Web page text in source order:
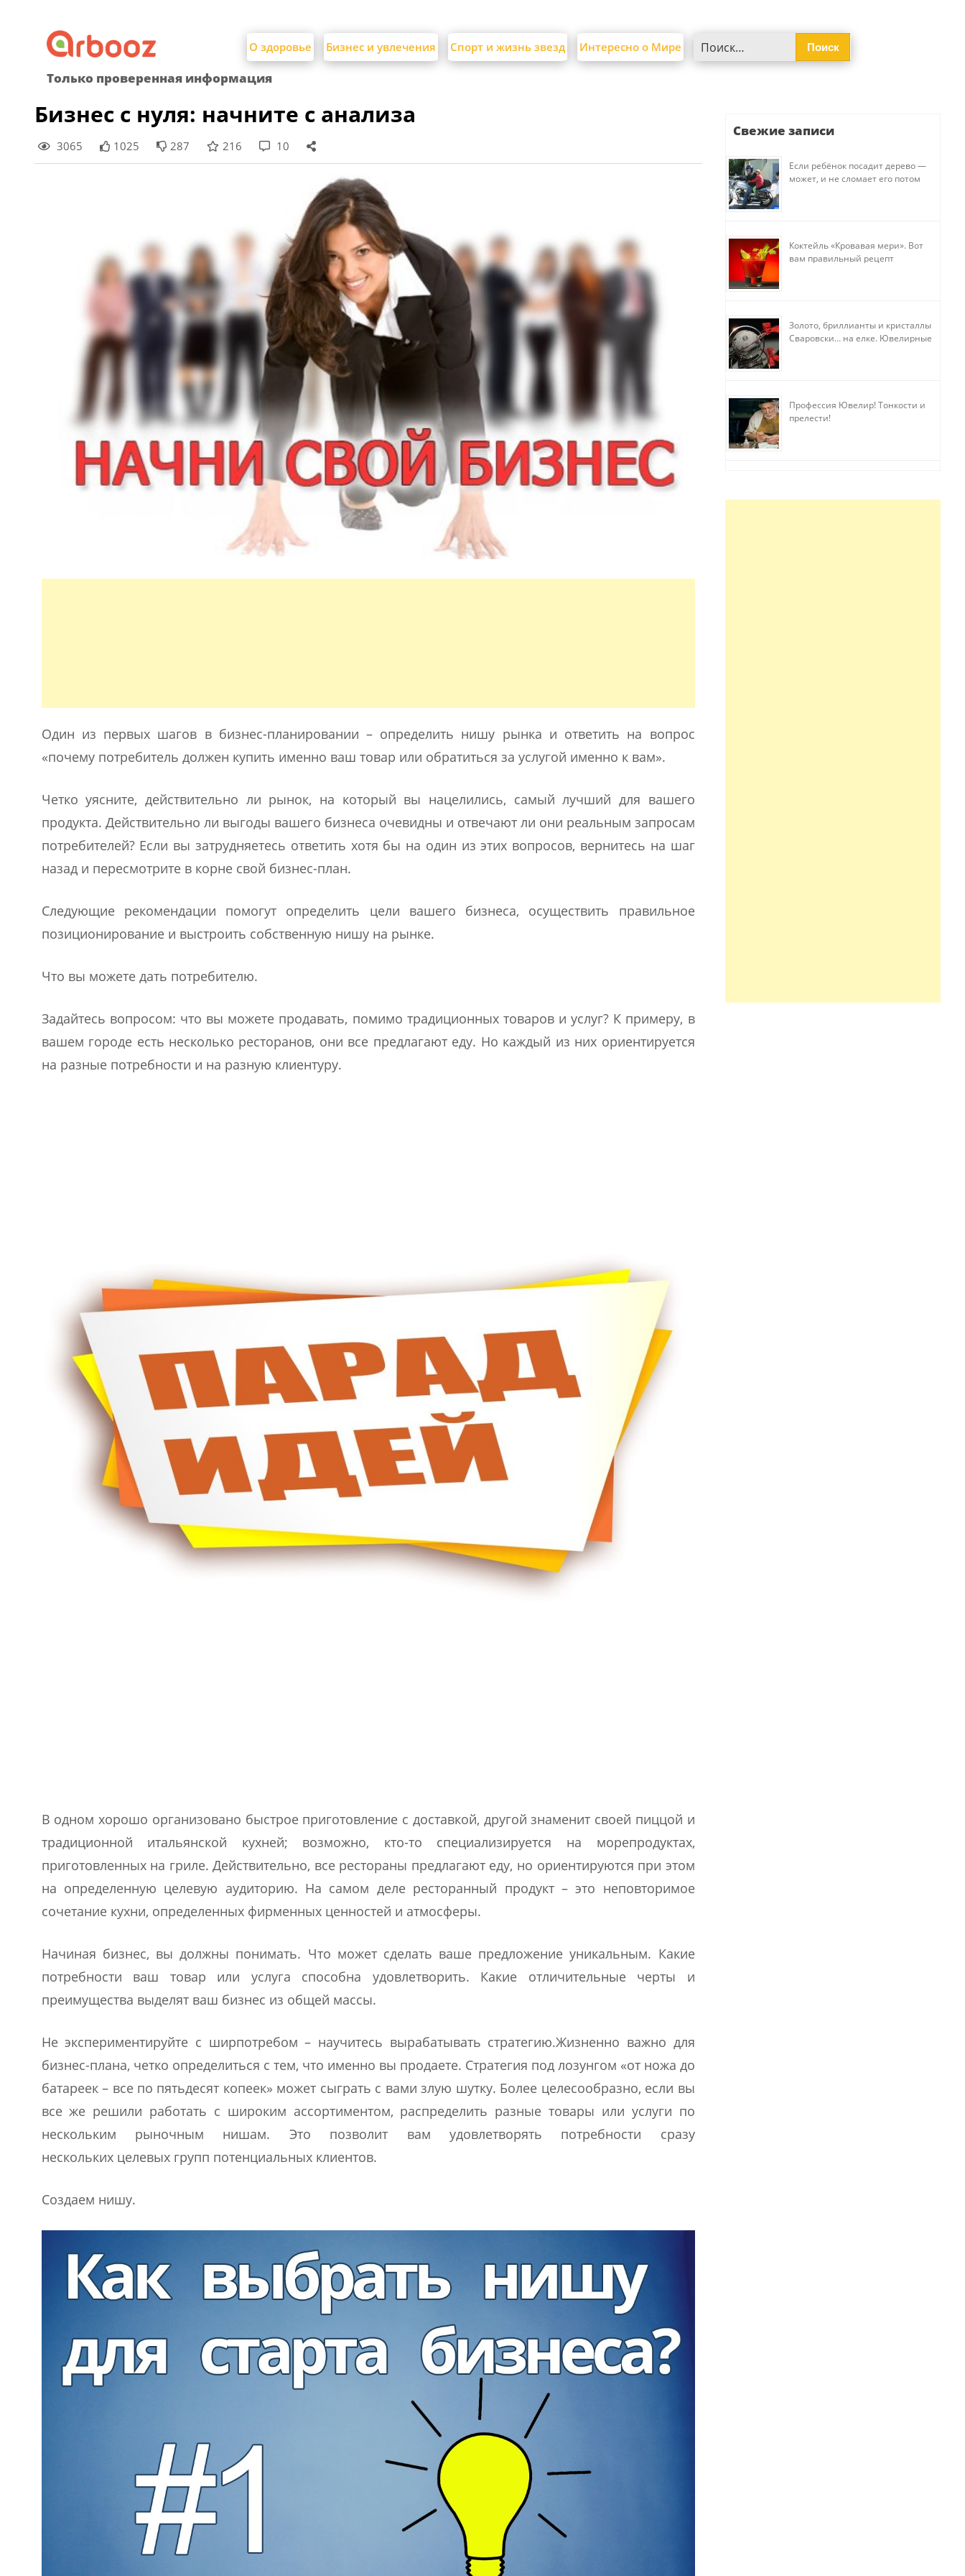
content
О здоровье Бизнес и увлечения Спорт и жизнь звезд Интересно о Мире
Только проверенная информация
Бизнес с нуля: начните с анализа
3065 1025 287 216 10
Один из первых шагов в бизнес-планировании – определить нишу рынка и ответить на вопрос
«почему потребитель должен купить именно ваш товар или обратиться за услугой именно к вам».
Четко уясните, действительно ли рынок, на который вы нацелились, самый лучший для вашего
продукта. Действительно ли выгоды вашего бизнеса очевидны и отвечают ли они реальным запросам
потребителей? Если вы затрудняетесь ответить хотя бы на один из этих вопросов, вернитесь на шаг
назад и пересмотрите в корне свой бизнес-план.
Следующие рекомендации помогут определить цели вашего бизнеса, осуществить правильное
позиционирование и выстроить собственную нишу на рынке.
Что вы можете дать потребителю.
Задайтесь вопросом: что вы можете продавать, помимо традиционных товаров и услуг? К примеру, в
вашем городе есть несколько ресторанов, они все предлагают еду. Но каждый из них ориентируется
на разные потребности и на разную клиентуру.
В одном хорошо организовано быстрое приготовление с доставкой, другой знаменит своей пиццой и
традиционной итальянской кухней; возможно, кто-то специализируется на морепродуктах,
приготовленных на гриле. Действительно, все рестораны предлагают еду, но ориентируются при этом
на определенную целевую аудиторию. На самом деле ресторанный продукт – это неповторимое
сочетание кухни, определенных фирменных ценностей и атмосферы.
Начиная бизнес, вы должны понимать. Что может сделать ваше предложение уникальным. Какие
потребности ваш товар или услуга способна удовлетворить. Какие отличительные черты и
преимущества выделят ваш бизнес из общей массы.
Не экспериментируйте с ширпотребом – научитесь вырабатывать стратегию.Жизненно важно для
бизнес-плана, четко определиться с тем, что именно вы продаете. Стратегия под лозунгом «от ножа до
батареек – все по пятьдесят копеек» может сыграть с вами злую шутку. Более целесообразно, если вы
все же решили работать с широким ассортиментом, распределить разные товары или услуги по
нескольким рыночным нишам. Это позволит вам удовлетворять потребности сразу
нескольких целевых групп потенциальных клиентов.
Создаем нишу.
Свежие записи
Если ребёнок посадит дерево —
может, и не сломает его потом
Коктейль «Кровавая мери». Вот
вам правильный рецепт
Золото, бриллианты и кристаллы
Сваровски… на елке. Ювелирные
Профессия Ювелир! Тонкости и
прелести!